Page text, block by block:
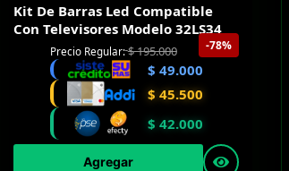
Kit De Barras Led Compatible
Con Televisores Modelo 32LS34
-78%
Precio Regular:$195.000
$ 49.000
$ 45.500
$ 42.000
Agregar